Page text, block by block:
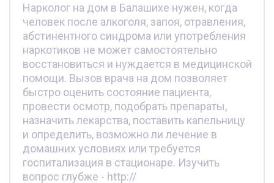
Нарколог на дом в Балашихе нужен, когда
человек после алкоголя, запоя, отравления,
абстинентного синдрома или употребления
наркотиков не может самостоятельно
восстановиться и нуждается в медицинской
помощи. Вызов врача на дом позволяет
быстро оценить состояние пациента,
провести осмотр, подобрать препараты,
назначить лекарства, поставить капельницу
и определить, возможно ли лечение в
домашних условиях или требуется
госпитализация в стационаре. Изучить
вопрос глубже - http://